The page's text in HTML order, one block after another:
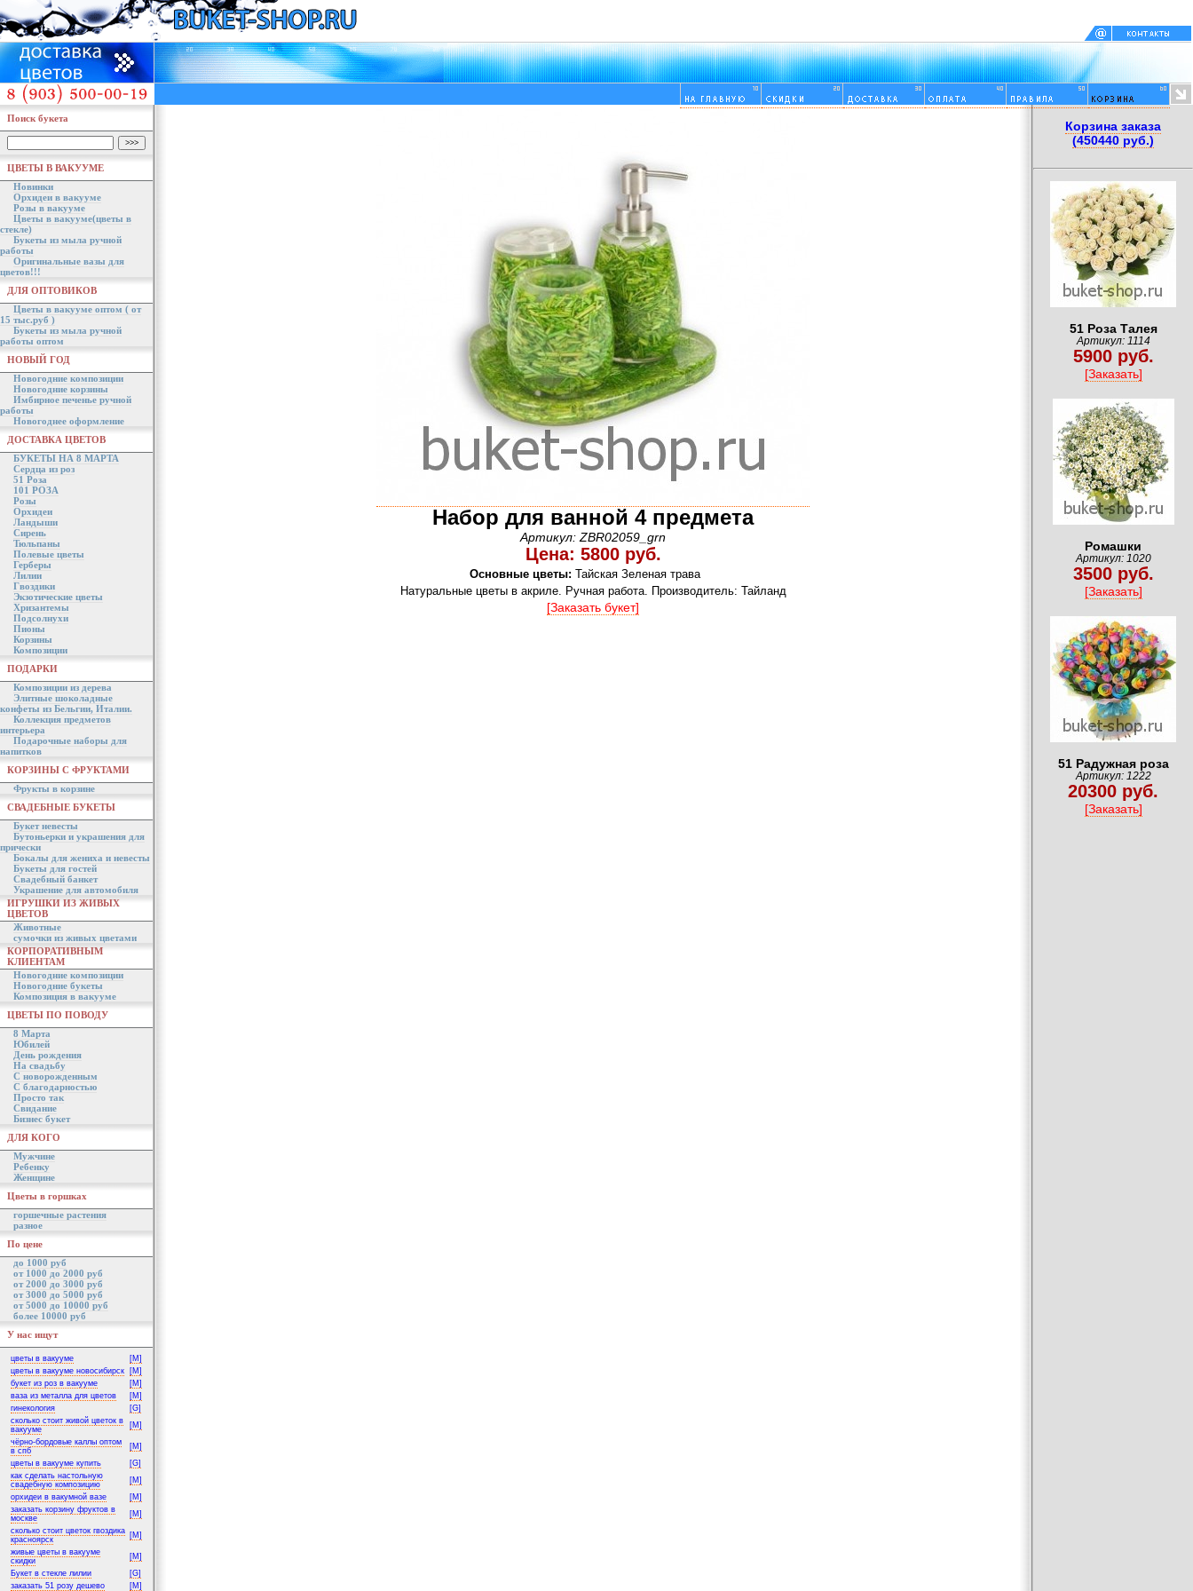
Поиск букета
ЦВЕТЫ В ВАКУУМЕ
Новинки
Орхидеи в вакууме
Розы в вакууме
Цветы в вакууме(цветы в
стекле)
Букеты из мыла ручной
работы
Оригинальные вазы для
цветов!!!
ДЛЯ ОПТОВИКОВ
Цветы в вакууме оптом ( от
15 тыс.руб )
Букеты из мыла ручной
работы оптом
НОВЫЙ ГОД
Новогодние композиции
Новогодние корзины
Имбирное печенье ручной
работы
Новогоднее оформление
ДОСТАВКА ЦВЕТОВ
БУКЕТЫ НА 8 МАРТА
Сердца из роз
51 Роза
101 РОЗА
Розы
Орхидеи
Ландыши
Сирень
Тюльпаны
Полевые цветы
Герберы
Лилии
Гвоздики
Экзотические цветы
Хризантемы
Подсолнухи
Пионы
Корзины
Композиции
ПОДАРКИ
Композиции из дерева
Элитные шоколадные
конфеты из Бельгии, Италии.
Коллекция предметов
интерьера
Подарочные наборы для
напитков
КОРЗИНЫ С ФРУКТАМИ
Фрукты в корзине
СВАДЕБНЫЕ БУКЕТЫ
Букет невесты
Бутоньерки и украшения для
прически
Бокалы для жениха и невесты
Букеты для гостей
Свадебный банкет
Украшение для автомобиля
ИГРУШКИ ИЗ ЖИВЫХ
ЦВЕТОВ
Животные
сумочки из живых цветами
КОРПОРАТИВНЫМ
КЛИЕНТАМ
Новогодние композиции
Новогодние букеты
Композиция в вакууме
ЦВЕТЫ ПО ПОВОДУ
8 Марта
Юбилей
День рождения
На свадьбу
С новорожденным
С благодарностью
Просто так
Свидание
Бизнес букет
ДЛЯ КОГО
Мужчине
Ребенку
Женщине
Цветы в горшках
горшечные растения
разное
По цене
до 1000 руб
от 1000 до 2000 руб
от 2000 до 3000 руб
от 3000 до 5000 руб
от 5000 до 10000 руб
более 10000 руб
У нас ищут
цветы в вакууме
[M]
цветы в вакууме новосибирск
[M]
букет из роз в вакууме
[M]
ваза из металла для цветов
[M]
гинекология
[G]
сколько стоит живой цветок в
вакууме
[M]
чёрно-бордовые каллы оптом
в спб
[M]
цветы в вакууме купить
[G]
как сделать настольную
свадебную композицию
[M]
орхидеи в вакумной вазе
[M]
заказать корзину фруктов в
москве
[M]
сколько стоит цветок гвоздика
красноярск
[M]
живые цветы в вакууме
скидки
[M]
Букет в стекле лилии
[G]
заказать 51 розу дешево
[M]
Набор для ванной 4 предмета
Артикул: ZBR02059_grn
Цена: 5800 руб.
Основные цветы: Тайская Зеленая трава
Натуральные цветы в акриле. Ручная работа. Производитель: Тайланд
[Заказать букет]
Корзина заказа
(450440 руб.)
51 Роза Талея
Артикул: 1114
5900 руб.
[Заказать]
Ромашки
Артикул: 1020
3500 руб.
[Заказать]
51 Радужная роза
Артикул: 1222
20300 руб.
[Заказать]